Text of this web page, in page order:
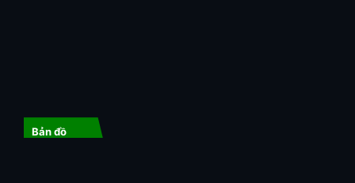
Bản đồ